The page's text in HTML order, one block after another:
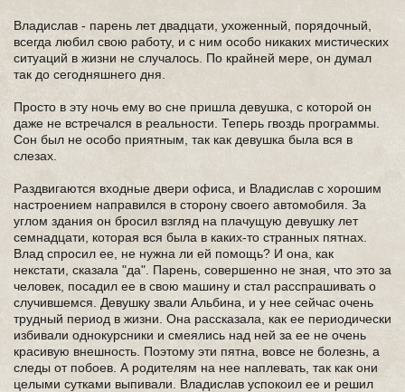
Владислав - парень лет двадцати, ухоженный, порядочный,
всегда любил свою работу, и с ним особо никаких мистических
ситуаций в жизни не случалось. По крайней мере, он думал
так до сегодняшнего дня.
Просто в эту ночь ему во сне пришла девушка, с которой он
даже не встречался в реальности. Теперь гвоздь программы.
Сон был не особо приятным, так как девушка была вся в
слезах.
Раздвигаются входные двери офиса, и Владислав с хорошим
настроением направился в сторону своего автомобиля. За
углом здания он бросил взгляд на плачущую девушку лет
семнадцати, которая вся была в каких-то странных пятнах.
Влад спросил ее, не нужна ли ей помощь? И она, как
некстати, сказала "да". Парень, совершенно не зная, что это за
человек, посадил ее в свою машину и стал расспрашивать о
случившемся. Девушку звали Альбина, и у нее сейчас очень
трудный период в жизни. Она рассказала, как ее периодически
избивали однокурсники и смеялись над ней за ее не очень
красивую внешность. Поэтому эти пятна, вовсе не болезнь, а
следы от побоев. А родителям на нее наплевать, так как они
целыми сутками выпивали. Владислав успокоил ее и решил